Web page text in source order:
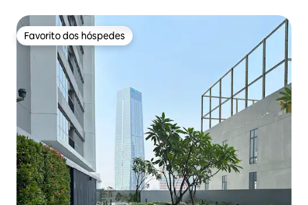
Favorito dos hóspedes
Favorito dos hóspedes